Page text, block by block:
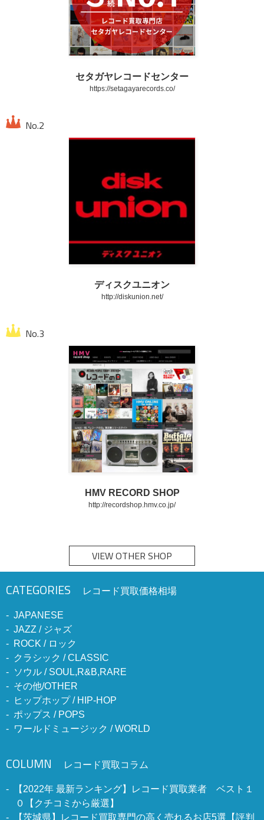
セタガヤレコードセンター
https://setagayarecords.co/
ディスクユニオン
http://diskunion.net/
HMV RECORD SHOP
http://recordshop.hmv.co.jp/
VIEW OTHER SHOP
CATEGORIES レコード買取価格相場
JAPANESE
JAZZ / ジャズ
ROCK / ロック
クラシック / CLASSIC
ソウル / SOUL,R&B,RARE
その他/OTHER
ヒップホップ / HIP-HOP
ポップス / POPS
ワールドミュージック / WORLD
COLUMN レコード買取コラム
【2022年 最新ランキング】レコード買取業者 ベスト１
０【クチコミから厳選】
【茨城県】レコード買取専門の高く売れるお店5選【評判